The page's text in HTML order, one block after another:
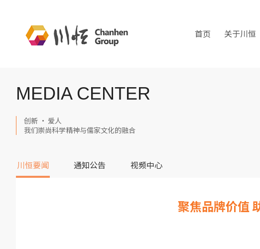
首页 关于川恒
MEDIA CENTER
创新 · 爱人
我们崇尚科学精神与儒家文化的融合
川恒要闻 通知公告 视频中心
聚焦品牌价值